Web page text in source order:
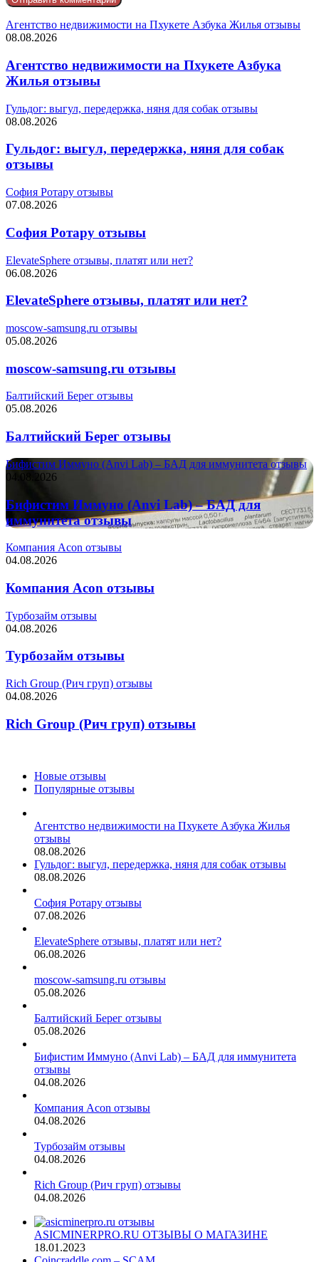
Агентство недвижимости на Пхукете Азбука Жилья отзывы
08.08.2026
Агентство недвижимости на Пхукете Азбука
Жилья отзывы
Гульдог: выгул, передержка, няня для собак отзывы
08.08.2026
Гульдог: выгул, передержка, няня для собак
отзывы
София Ротару отзывы
07.08.2026
София Ротару отзывы
ElevateSphere отзывы, платят или нет?
06.08.2026
ElevateSphere отзывы, платят или нет?
moscow-samsung.ru отзывы
05.08.2026
moscow-samsung.ru отзывы
Балтийский Берег отзывы
05.08.2026
Балтийский Берег отзывы
Бифистим Иммуно (Anvi Lab) – БАД для иммунитета отзывы
04.08.2026
Бифистим Иммуно (Anvi Lab) – БАД для
иммунитета отзывы
Компания Acon отзывы
04.08.2026
Компания Acon отзывы
Турбозайм отзывы
04.08.2026
Турбозайм отзывы
Rich Group (Рич груп) отзывы
04.08.2026
Rich Group (Рич груп) отзывы
Новые отзывы
Популярные отзывы
Агентство недвижимости на Пхукете Азбука Жилья
отзывы
08.08.2026
Гульдог: выгул, передержка, няня для собак отзывы
08.08.2026
София Ротару отзывы
07.08.2026
ElevateSphere отзывы, платят или нет?
06.08.2026
moscow-samsung.ru отзывы
05.08.2026
Балтийский Берег отзывы
05.08.2026
Бифистим Иммуно (Anvi Lab) – БАД для иммунитета
отзывы
04.08.2026
Компания Acon отзывы
04.08.2026
Турбозайм отзывы
04.08.2026
Rich Group (Рич груп) отзывы
04.08.2026
ASICMINERPRO.RU ОТЗЫВЫ О МАГАЗИНЕ
18.01.2023